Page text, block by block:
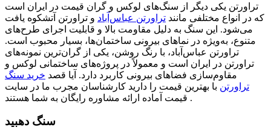
تراورتن یکی دیگر از سنگ‌های لوکس و گران قیمت در ایران است
که در انواع مختلفی مانند تراورتن عباس‌آباد و تراورتن آتشکوه یافت
می‌شود. این سنگ به دلیل مقاومت بالا و قابلیت اجرای طرح‌های
متنوع، به‌ویژه در نماهای بیرونی ساختمان‌ها، بسیار محبوب است.
تراورتن عباس‌آباد، با رنگ روشن، یکی از گران‌ترین نمونه‌های
تراورتن در ایران است و معمولاً در پروژه‌های ساختمانی لوکس و
مقاوم‌سازی فضاهای بیرونی کاربرد دارد. آیا قصد خرید سنگ
تراورتن با بهترین قیمت را دارید کارشناسان مجرب ما در سایت
قیمت آماده ارائه مشاوره رایگان به شما هستند .
سنگ دهبید